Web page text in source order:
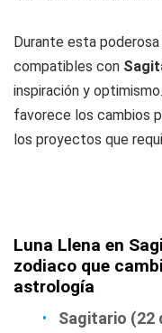
Durante esta poderosa
compatibles con
inspiración y
favorece los cambios
los proyectos que
Luna Llena en
zodiaco que
astrología
Sagitario (22